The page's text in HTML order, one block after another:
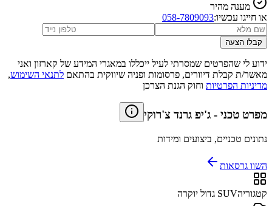
מענה מהיר
או חייגו עכשיו:058-7809093
קבלו הצעה
ידוע לי שהפרטים שמסרתי לעיל ייכללו במאגרי המידע של קארזון ואני
מאשר/ת קבלת דיוורים, פרסומות ופניה שיווקית בהתאם לתנאי השימוש,
מדיניות הפרטיות וחוק הגנת הצרכן
מפרט טכני - ג'יפ גרנד צ'רוקי
נתונים טכניים, ביצועים ומידות
השוו גרסאות
קטגוריהSUV גדול יוקרה